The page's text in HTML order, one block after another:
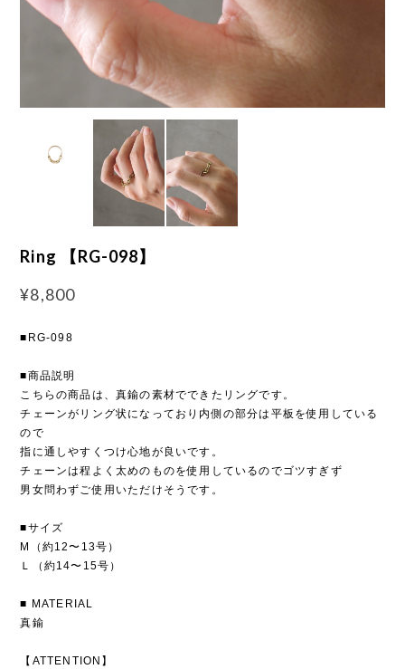
Ring 【RG-098】
¥8,800
■RG-098
■商品説明
こちらの商品は、真鍮の素材でできたリングです。
チェーンがリング状になっており内側の部分は平板を使用している
ので
指に通しやすくつけ心地が良いです。
チェーンは程よく太めのものを使用しているのでゴツすぎず
男女問わずご使用いただけそうです。
■サイズ
M（約12〜13号）
Ｌ（約14〜15号）
■ MATERIAL
真鍮
【ATTENTION】